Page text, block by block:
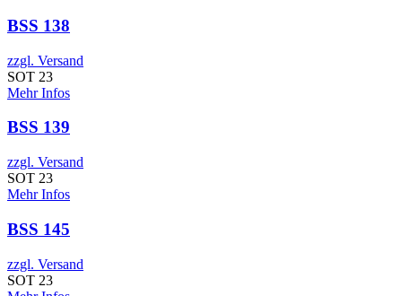
BSS 138
zzgl. Versand
SOT 23
Mehr Infos
BSS 139
zzgl. Versand
SOT 23
Mehr Infos
BSS 145
zzgl. Versand
SOT 23